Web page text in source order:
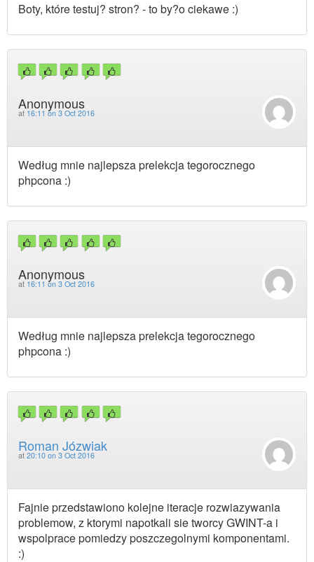
Boty, które testuj? stron? - to by?o ciekawe :)
Anonymous
at 16:11 on 3 Oct 2016
Według mnie najlepsza prelekcja tegorocznego
phpcona :)
Anonymous
at 16:11 on 3 Oct 2016
Według mnie najlepsza prelekcja tegorocznego
phpcona :)
Roman Józwiak
at 20:10 on 3 Oct 2016
Fajnie przedstawiono kolejne iteracje rozwiazywania
problemow, z ktorymi napotkali sie tworcy GWINT-a i
wspolprace pomiedzy poszczegolnymi komponentami.
:)